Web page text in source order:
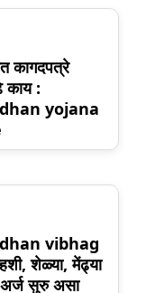
कागदपत्रे
काय :
yojana
vibhag
शेळ्या, मेंढ्या
अर्ज सुरु असा